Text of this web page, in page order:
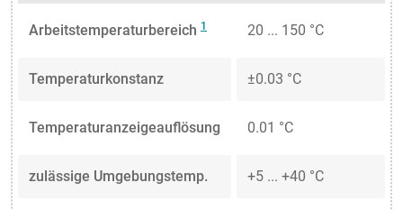
Arbeitstemperaturbereich 1 20 ... 150 °C
Temperaturkonstanz ±0.03 °C
Temperaturanzeigeauflösung 0.01 °C
zulässige Umgebungstemp. +5 ... +40 °C